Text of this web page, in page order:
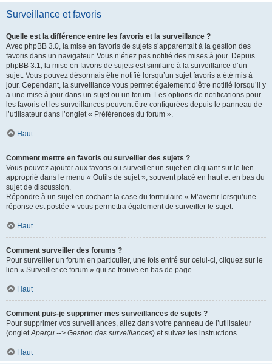
Surveillance et favoris
Quelle est la différence entre les favoris et la surveillance ?
Avec phpBB 3.0, la mise en favoris de sujets s’apparentait à la gestion des
favoris dans un navigateur. Vous n’étiez pas notifié des mises à jour. Depuis
phpBB 3.1, la mise en favoris de sujets est similaire à la surveillance d’un
sujet. Vous pouvez désormais être notifié lorsqu’un sujet favoris a été mis à
jour. Cependant, la surveillance vous permet également d’être notifié lorsqu’il y
a une mise à jour dans un sujet ou un forum. Les options de notifications pour
les favoris et les surveillances peuvent être configurées depuis le panneau de
l’utilisateur dans l’onglet « Préférences du forum ».
Haut
Comment mettre en favoris ou surveiller des sujets ?
Vous pouvez ajouter aux favoris ou surveiller un sujet en cliquant sur le lien
approprié dans le menu « Outils de sujet », souvent placé en haut et en bas du
sujet de discussion.
Répondre à un sujet en cochant la case du formulaire « M’avertir lorsqu’une
réponse est postée » vous permettra également de surveiller le sujet.
Haut
Comment surveiller des forums ?
Pour surveiller un forum en particulier, une fois entré sur celui-ci, cliquez sur le
lien « Surveiller ce forum » qui se trouve en bas de page.
Haut
Comment puis-je supprimer mes surveillances de sujets ?
Pour supprimer vos surveillances, allez dans votre panneau de l’utilisateur
(ongletAperçu --> Gestion des surveillances) et suivez les instructions.
Haut